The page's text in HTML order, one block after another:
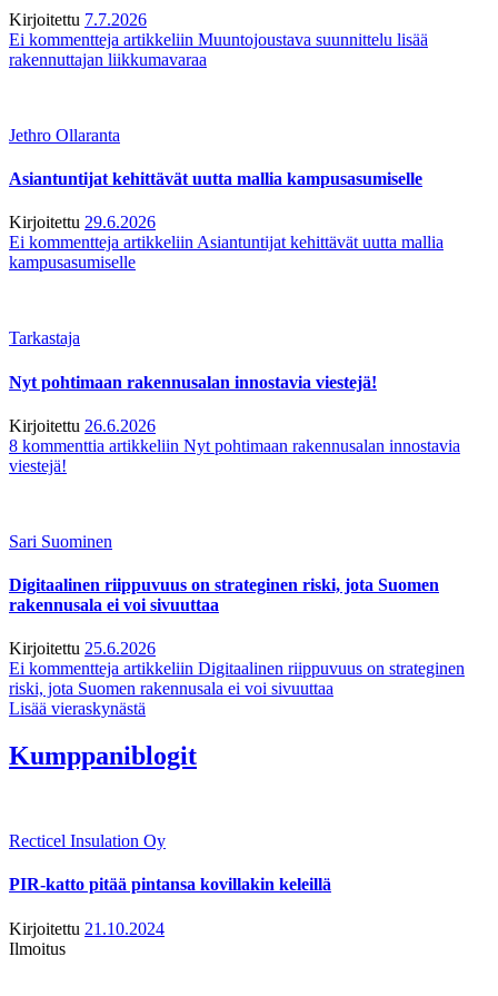
Kirjoitettu 7.7.2026
Ei kommentteja artikkeliin Muuntojoustava suunnittelu lisää
rakennuttajan liikkumavaraa
Jethro Ollaranta
Asiantuntijat kehittävät uutta mallia kampusasumiselle
Kirjoitettu 29.6.2026
Ei kommentteja artikkeliin Asiantuntijat kehittävät uutta mallia
kampusasumiselle
Tarkastaja
Nyt pohtimaan rakennusalan innostavia viestejä!
Kirjoitettu 26.6.2026
8 kommenttia artikkeliin Nyt pohtimaan rakennusalan innostavia
viestejä!
Sari Suominen
Digitaalinen riippuvuus on strateginen riski, jota Suomen
rakennusala ei voi sivuuttaa
Kirjoitettu 25.6.2026
Ei kommentteja artikkeliin Digitaalinen riippuvuus on strateginen
riski, jota Suomen rakennusala ei voi sivuuttaa
Lisää vieraskynästä
Kumppaniblogit
Recticel Insulation Oy
PIR-katto pitää pintansa kovillakin keleillä
Kirjoitettu 21.10.2024
Ilmoitus